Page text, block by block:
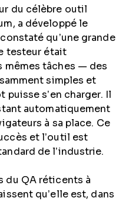
du célèbre outil
a développé le
qu’une grande
testeur était
mêmes tâches — des
simples et
puisse s’en charger. Il
automatiquement
à sa place. Ce
et l’outil est
de l’industrie.
du QA réticents à
qu’elle est, dans